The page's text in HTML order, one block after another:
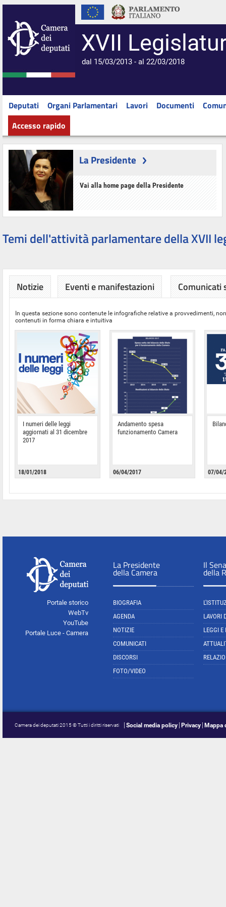
XVII
dal 15/03/2013 - al 22/03/2018
Deputati Organi Parlamentari Lavori Documenti
Accesso rapido
La Presidente
Vai alla home page della Presidente
Temi dell'attività parlamentare della XVII
Notizie Eventi e manifestazioni Comunicati
In questa sezione sono contenute le infografiche relative a provvedimenti,
contenuti in forma chiara e intuitiva
I numeri delle leggi
aggiornati al 31 dicembre
2017
18/01/2018
Andamento spesa
funzionamento Camera
06/04/2017 07/04/
Portale storico
WebTv
YouTube
Portale Luce - Camera
La Presidente
della Camera
BIOGRAFIA
AGENDA
NOTIZIE
COMUNICATI
DISCORSI
FOTO/VIDEO
Il
della
LAVORI
LEGGI E
Camera dei deputati 2015 © Tutti i diritti riservati Social media policy Privacy Mappa